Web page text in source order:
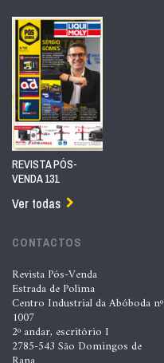
REVISTA PÓS-
VENDA 131
Ver todas
CONTACTOS
Revista Pós-Venda
Estrada de Polima
Centro Industrial da Abóboda nº
1007
2º andar, escritório I
2785-543 São Domingos de